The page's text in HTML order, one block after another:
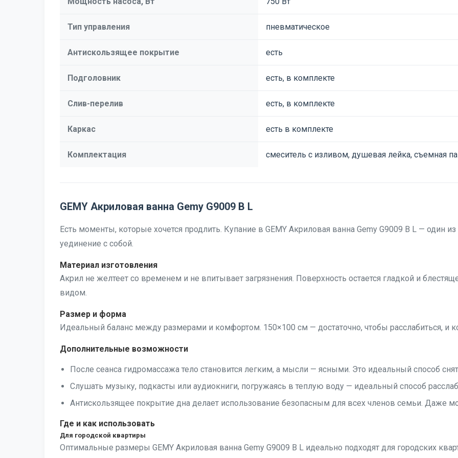
Тип управления пневматическое
Антискользящее покрытие есть
Подголовник есть, в комплекте
Слив-перелив есть, в комплекте
Каркас есть в комплекте
Комплектация смеситель с изливом, душевая лейка, съемная
GEMY Акриловая ванна Gemy G9009 B L
Есть моменты, которые хочется продлить. Купание в GEMY Акриловая ванна Gemy G9009 B L — один
уединение с собой.
Материал изготовления
Акрил не желтеет со временем и не впитывает загрязнения. Поверхность остается гладкой и
видом.
Размер и форма
Идеальный баланс между размерами и комфортом. 150×100 см — достаточно, чтобы расслабиться, и
Дополнительные возможности
После сеанса гидромассажа тело становится легким, а мысли — ясными. Это идеальный способ
Слушать музыку, подкасты или аудиокниги, погружаясь в теплую воду — идеальный способ
Антискользящее покрытие дна делает использование безопасным для всех членов семьи. Даже
Где и как использовать
Для городской квартиры
Оптимальные размеры GEMY Акриловая ванна Gemy G9009 B L идеально подходят для городских